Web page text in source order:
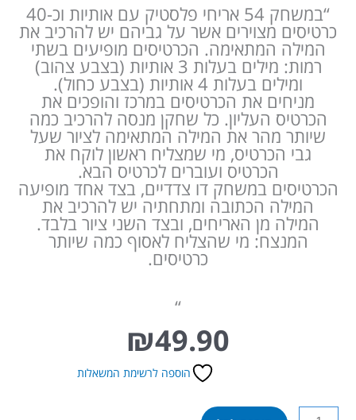
“במשחק 54 אריחי פלסטיק עם אותיות וכ-40
כרטיסים מצוירים אשר על גביהם יש להרכיב את
המילה המתאימה. הכרטיסים מופיעים בשתי
רמות: מילים בעלות 3 אותיות (בצבע צהוב)
ומילים בעלות 4 אותיות (בצבע כחול).
מניחים את הכרטיסים במרכז והופכים את
הכרטיס העליון. כל שחקן מנסה להרכיב כמה
שיותר מהר את המילה המתאימה לציור שעל
גבי הכרטיס, מי שמצליח ראשון לוקח את
הכרטיס ועוברים לכרטיס הבא.
הכרטיסים במשחק דו צדדיים, בצד אחד מופיעה
המילה הכתובה ומתחתיה יש להרכיב את
המילה מן האריחים, ובצד השני ציור בלבד.
המנצח: מי שהצליח לאסוף כמה שיותר
כרטיסים.
“
₪49.90
הוספה לרשימת המשאלות
כמות